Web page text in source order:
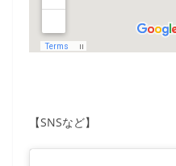
【SNSなど】